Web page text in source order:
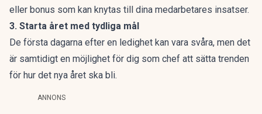
eller bonus som kan knytas till dina medarbetares insatser.
3. Starta året med tydliga mål
De första dagarna efter en ledighet kan vara svåra, men det
är samtidigt en möjlighet för dig som chef att sätta trenden
för hur det nya året ska bli.
ANNONS